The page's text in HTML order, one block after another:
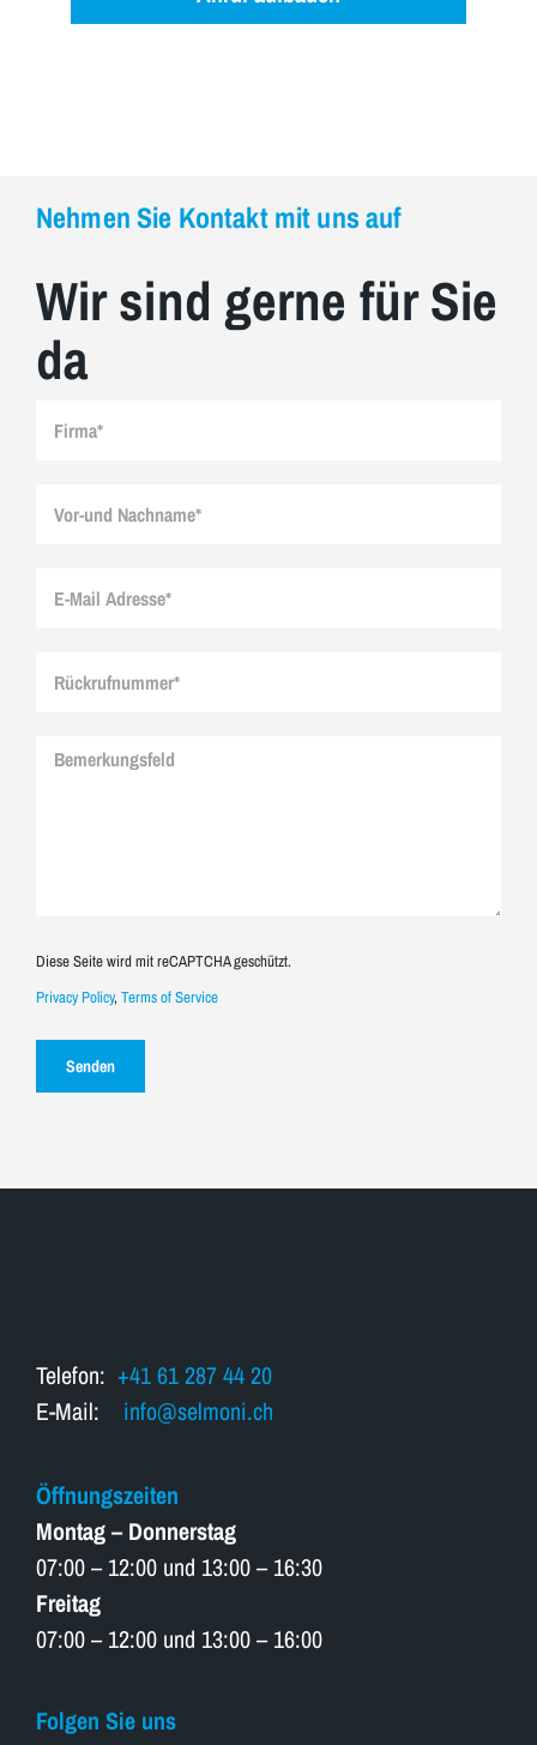
Nehmen Sie Kontakt mit uns auf
Wir sind gerne für Sie
da
Diese Seite wird mit reCAPTCHA geschützt.
Privacy Policy,Terms of Service
Telefon: +41 61 287 44 20
E-Mail: info@selmoni.ch
Öffnungszeiten
Montag – Donnerstag
07:00 – 12:00 und 13:00 – 16:30
Freitag
07:00 – 12:00 und 13:00 – 16:00
Folgen Sie uns